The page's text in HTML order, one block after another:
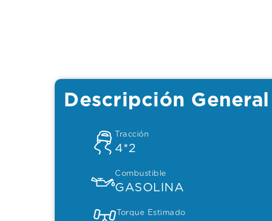
Descripción General
Tracción
4*2
Combustible
GASOLINA
Torque Estimado